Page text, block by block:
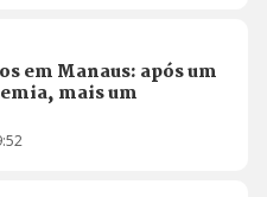
em Manaus: após um
mais um